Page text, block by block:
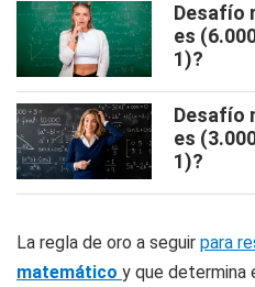
Desafío
es
1)?
Desafío
es
1)?
La regla de oro a seguir para
matemático y que determina